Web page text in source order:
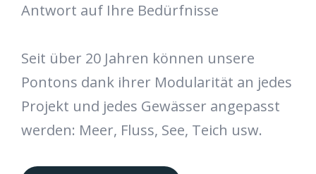
Antwort auf Ihre Bedürfnisse
Seit über 20 Jahren können unsere
Pontons dank ihrer Modularität an jedes
Projekt und jedes Gewässer angepasst
werden: Meer, Fluss, See, Teich usw.